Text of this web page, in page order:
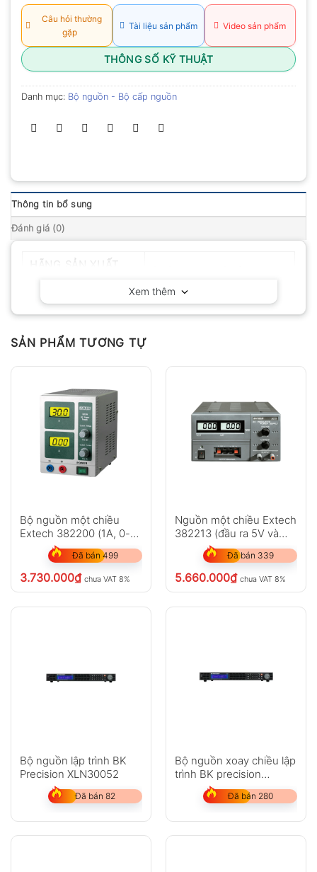
Câu hỏi thường
gặp
Tài liệu sản phẩm Video sản phẩm
THÔNG SỐ KỸ THUẬT
Danh mục: Bộ nguồn - Bộ cấp nguồn
Thông tin bổ sung
Đánh giá (0)
Xem thêm
SẢN PHẨM TƯƠNG TỰ
Bộ nguồn một chiều
Extech 382200 (1A, 0-
Đã bán 499
3.730.000₫ chưa VAT 8%
Nguồn một chiều Extech
382213 (đầu ra 5V và
12V cố định)
Đã bán 339
5.660.000₫ chưa VAT 8%
Bộ nguồn lập trình BK
Precision XLN30052
Đã bán 82
Bộ nguồn xoay chiều lập
trình BK precision
XLN60026-GL
Đã bán 280